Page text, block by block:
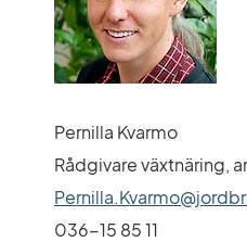
Pernilla Kvarmo
Rådgivare växtnäring,
036-15 85 11